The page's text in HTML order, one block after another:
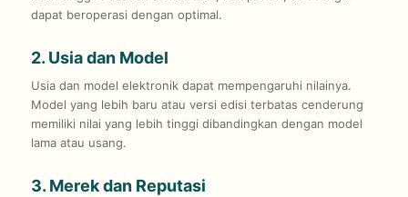
dapat beroperasi dengan optimal.
2. Usia dan Model
Usia dan model elektronik dapat mempengaruhi nilainya.
Model yang lebih baru atau versi edisi terbatas cenderung
memiliki nilai yang lebih tinggi dibandingkan dengan model
lama atau usang.
3. Merek dan Reputasi